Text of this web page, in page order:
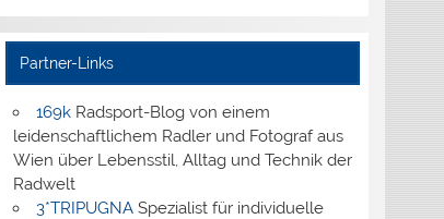
Partner-Links
169kRadsport-Blog von einem
leidenschaftlichem Radler und Fotograf aus
Wien über Lebensstil, Alltag und Technik der
Radwelt
3*TRIPUGNASpezialist für individuelle